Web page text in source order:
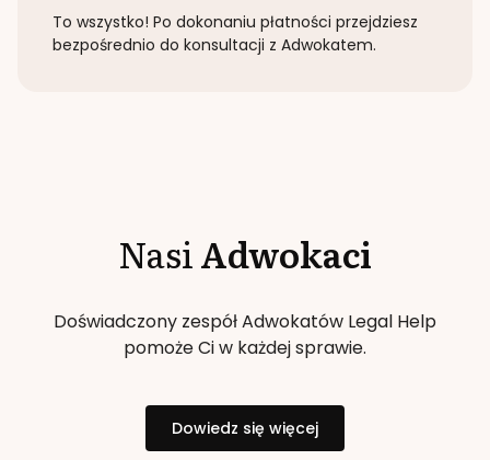
To wszystko! Po dokonaniu płatności przejdziesz
bezpośrednio do konsultacji z Adwokatem.
NasiAdwokaci
Doświadczony zespół Adwokatów Legal Help
pomoże Ci w każdej sprawie.
Dowiedz się więcej